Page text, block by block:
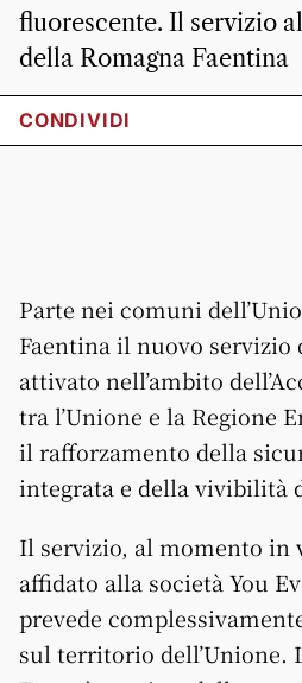
fluorescente. Il servizio
della Romagna Faentina
CONDIVIDI
Parte nei comuni
Faentina il nuovo servizio
attivato nell’ambito
tra l’Unione e la Regione
il rafforzamento della
integrata e della vivibilità
Il servizio, al momento in
affidato alla società You
prevede
sul territorio dell’Unione.